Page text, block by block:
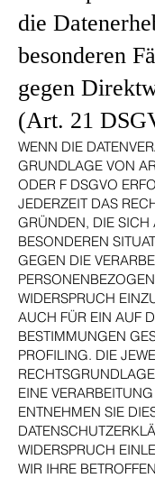
die
besonderen
gegen
(Art. 21
WENN DIE
GRUNDLAGE VON
ODER F DSGVO
JEDERZEIT DAS
GRÜNDEN, DIE SICH
BESONDEREN
GEGEN DIE
WIDERSPRUCH
AUCH FÜR EIN AUF
BESTIMMUNGEN
PROFILING. DIE
EINE
ENTNEHMEN SIE
WIDERSPRUCH
WIR IHRE